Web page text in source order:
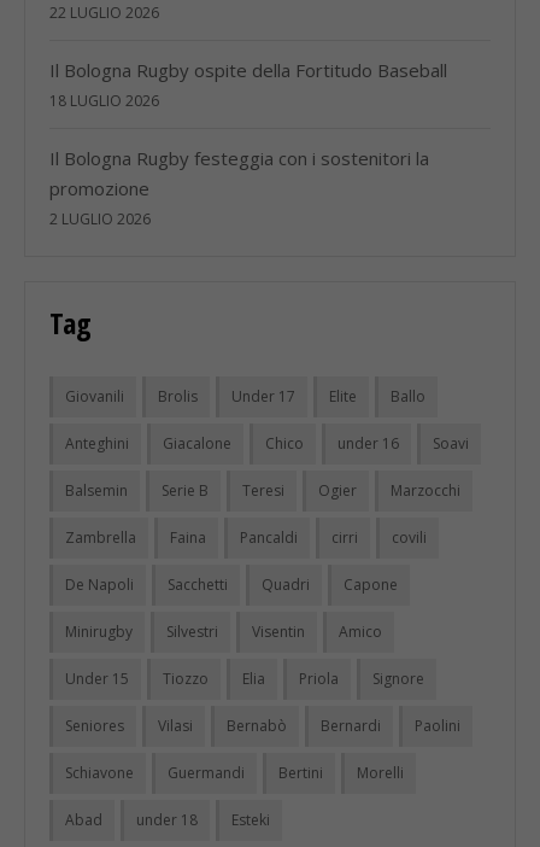
22 LUGLIO 2026
Il Bologna Rugby ospite della Fortitudo Baseball
18 LUGLIO 2026
Il Bologna Rugby festeggia con i sostenitori la
promozione
2 LUGLIO 2026
Tag
Giovanili Brolis Under 17 Elite Ballo
Anteghini Giacalone Chico under 16 Soavi
Balsemin Serie B Teresi Ogier Marzocchi
Zambrella Faina Pancaldi cirri covili
De Napoli Sacchetti Quadri Capone
Minirugby Silvestri Visentin Amico
Under 15 Tiozzo Elia Priola Signore
Seniores Vilasi Bernabò Bernardi Paolini
Schiavone Guermandi Bertini Morelli
Abad under 18 Esteki